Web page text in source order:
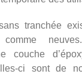
tranchée
comme
couche
ci sont de